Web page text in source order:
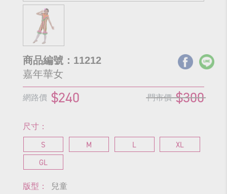
商品編號：11212
嘉年華女
網路價 $240 門市價 $300
尺寸：
S M L
XL
GL
版型： 兒童